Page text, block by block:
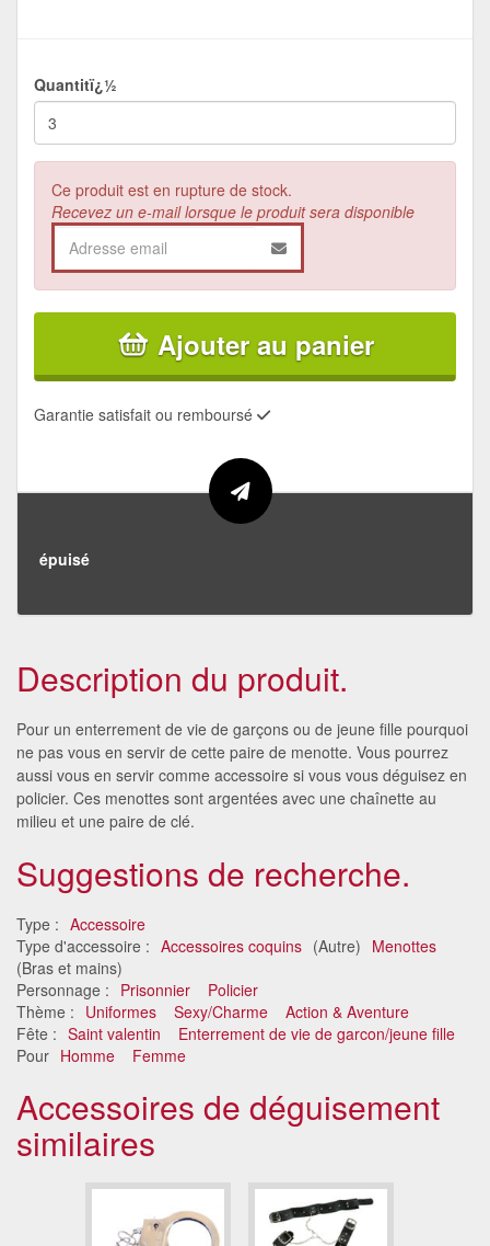
Quantitï¿½
Ce produit est en rupture de stock.
Recevez un e-mail lorsque le produit sera disponible
Ajouter au panier
Garantie satisfait ou remboursé
épuisé
Description du produit.
Pour un enterrement de vie de garçons ou de jeune fille pourquoi
ne pas vous en servir de cette paire de menotte. Vous pourrez
aussi vous en servir comme accessoire si vous vous déguisez en
policier. Ces menottes sont argentées avec une chaînette au
milieu et une paire de clé.
Suggestions de recherche.
Type : Accessoire
Type d'accessoire : Accessoires coquins (Autre) Menottes
(Bras et mains)
Personnage : Prisonnier
Policier
Thème : Uniformes Sexy/Charme
Action & Aventure
Fête : Saint valentin
Enterrement de vie de garcon/jeune fille
Pour Homme Femme
Accessoires de déguisement
similaires